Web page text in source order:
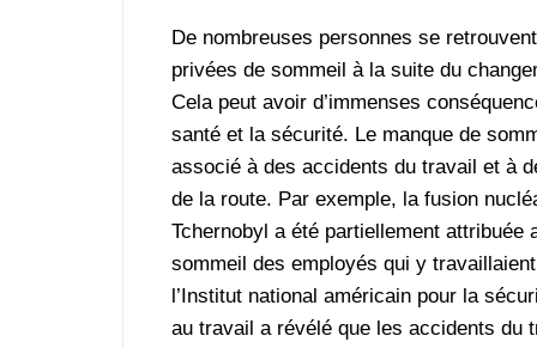
De nombreuses personnes se
privées de sommeil à la suite du
Cela peut avoir d’immenses
santé et la sécurité. Le manque de
associé à des accidents du travail et à
de la route. Par exemple, la fusion
Tchernobyl a été partiellement attribuée
sommeil des employés qui y
l’Institut national américain pour la
au travail a révélé que les accidents du